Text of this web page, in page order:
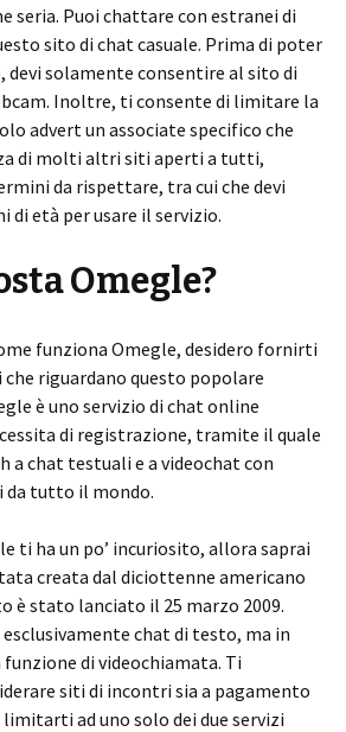
seria. Puoi chattare con estranei di
sito di chat casuale. Prima di poter
devi solamente consentire al sito di
Inoltre, ti consente di limitare la
advert un associate specifico che
di molti altri siti aperti a tutti,
da rispettare, tra cui che devi
di età per usare il servizio.
Omegle?
funziona Omegle, desidero fornirti
riguardano questo popolare
è uno servizio di chat online
di registrazione, tramite il quale
a chat testuali e a videochat con
da tutto il mondo.
ti ha un po’ incuriosito, allora saprai
creata dal diciottenne americano
è stato lanciato il 25 marzo 2009.
chat di testo, ma in
di videochiamata. Ti
siti di incontri sia a pagamento
ad uno solo dei due servizi